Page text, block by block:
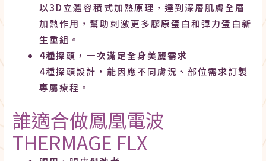
以3D立體容積式加熱原理，達到深層肌膚全層
加熱作用，幫助刺激更多膠原蛋白和彈力蛋白新
生重組。
4種探頭，一次滿足全身美麗需求
4種探頭設計，能因應不同膚況、部位需求訂製
專屬療程。
誰適合做鳳凰電波
THERMAGE FLX